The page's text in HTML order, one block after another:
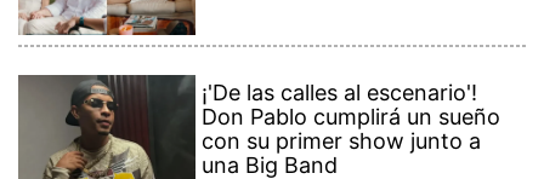
¡'De las calles al escenario'!
Don Pablo cumplirá un sueño
con su primer show junto a
una Big Band